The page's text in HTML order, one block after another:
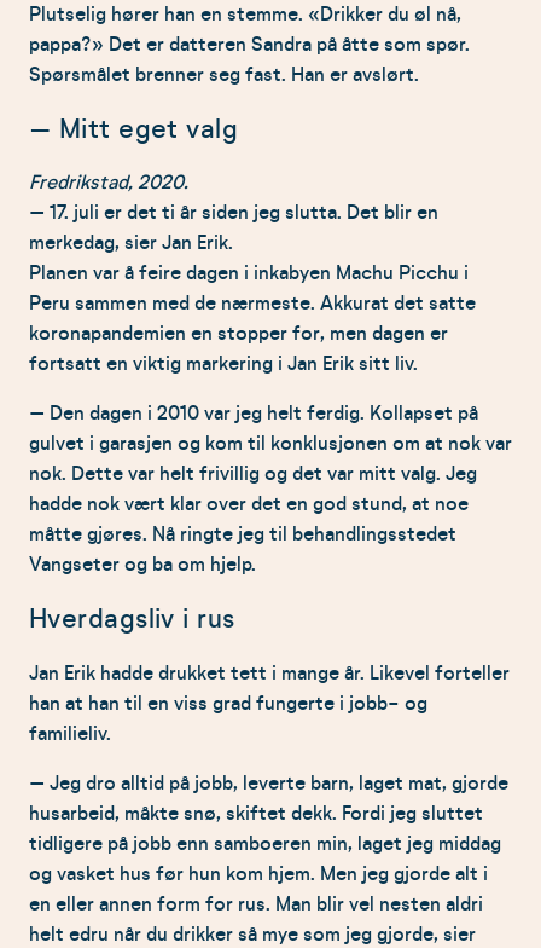
Plutselig hører han en stemme. «Drikker du øl nå,
pappa?» Det er datteren Sandra på åtte som spør.
Spørsmålet brenner seg fast. Han er avslørt.
– Mitt eget valg
Fredrikstad, 2020.
– 17. juli er det ti år siden jeg slutta. Det blir en
merkedag, sier Jan Erik.
Planen var å feire dagen i inkabyen Machu Picchu i
Peru sammen med de nærmeste. Akkurat det satte
koronapandemien en stopper for, men dagen er
fortsatt en viktig markering i Jan Erik sitt liv.
– Den dagen i 2010 var jeg helt ferdig. Kollapset på
gulvet i garasjen og kom til konklusjonen om at nok var
nok. Dette var helt frivillig og det var mitt valg. Jeg
hadde nok vært klar over det en god stund, at noe
måtte gjøres. Nå ringte jeg til behandlingsstedet
Vangseter og ba om hjelp.
Hverdagsliv i rus
Jan Erik hadde drukket tett i mange år. Likevel forteller
han at han til en viss grad fungerte i jobb- og
familieliv.
– Jeg dro alltid på jobb, leverte barn, laget mat, gjorde
husarbeid, måkte snø, skiftet dekk. Fordi jeg sluttet
tidligere på jobb enn samboeren min, laget jeg middag
og vasket hus før hun kom hjem. Men jeg gjorde alt i
en eller annen form for rus. Man blir vel nesten aldri
helt edru når du drikker så mye som jeg gjorde, sier